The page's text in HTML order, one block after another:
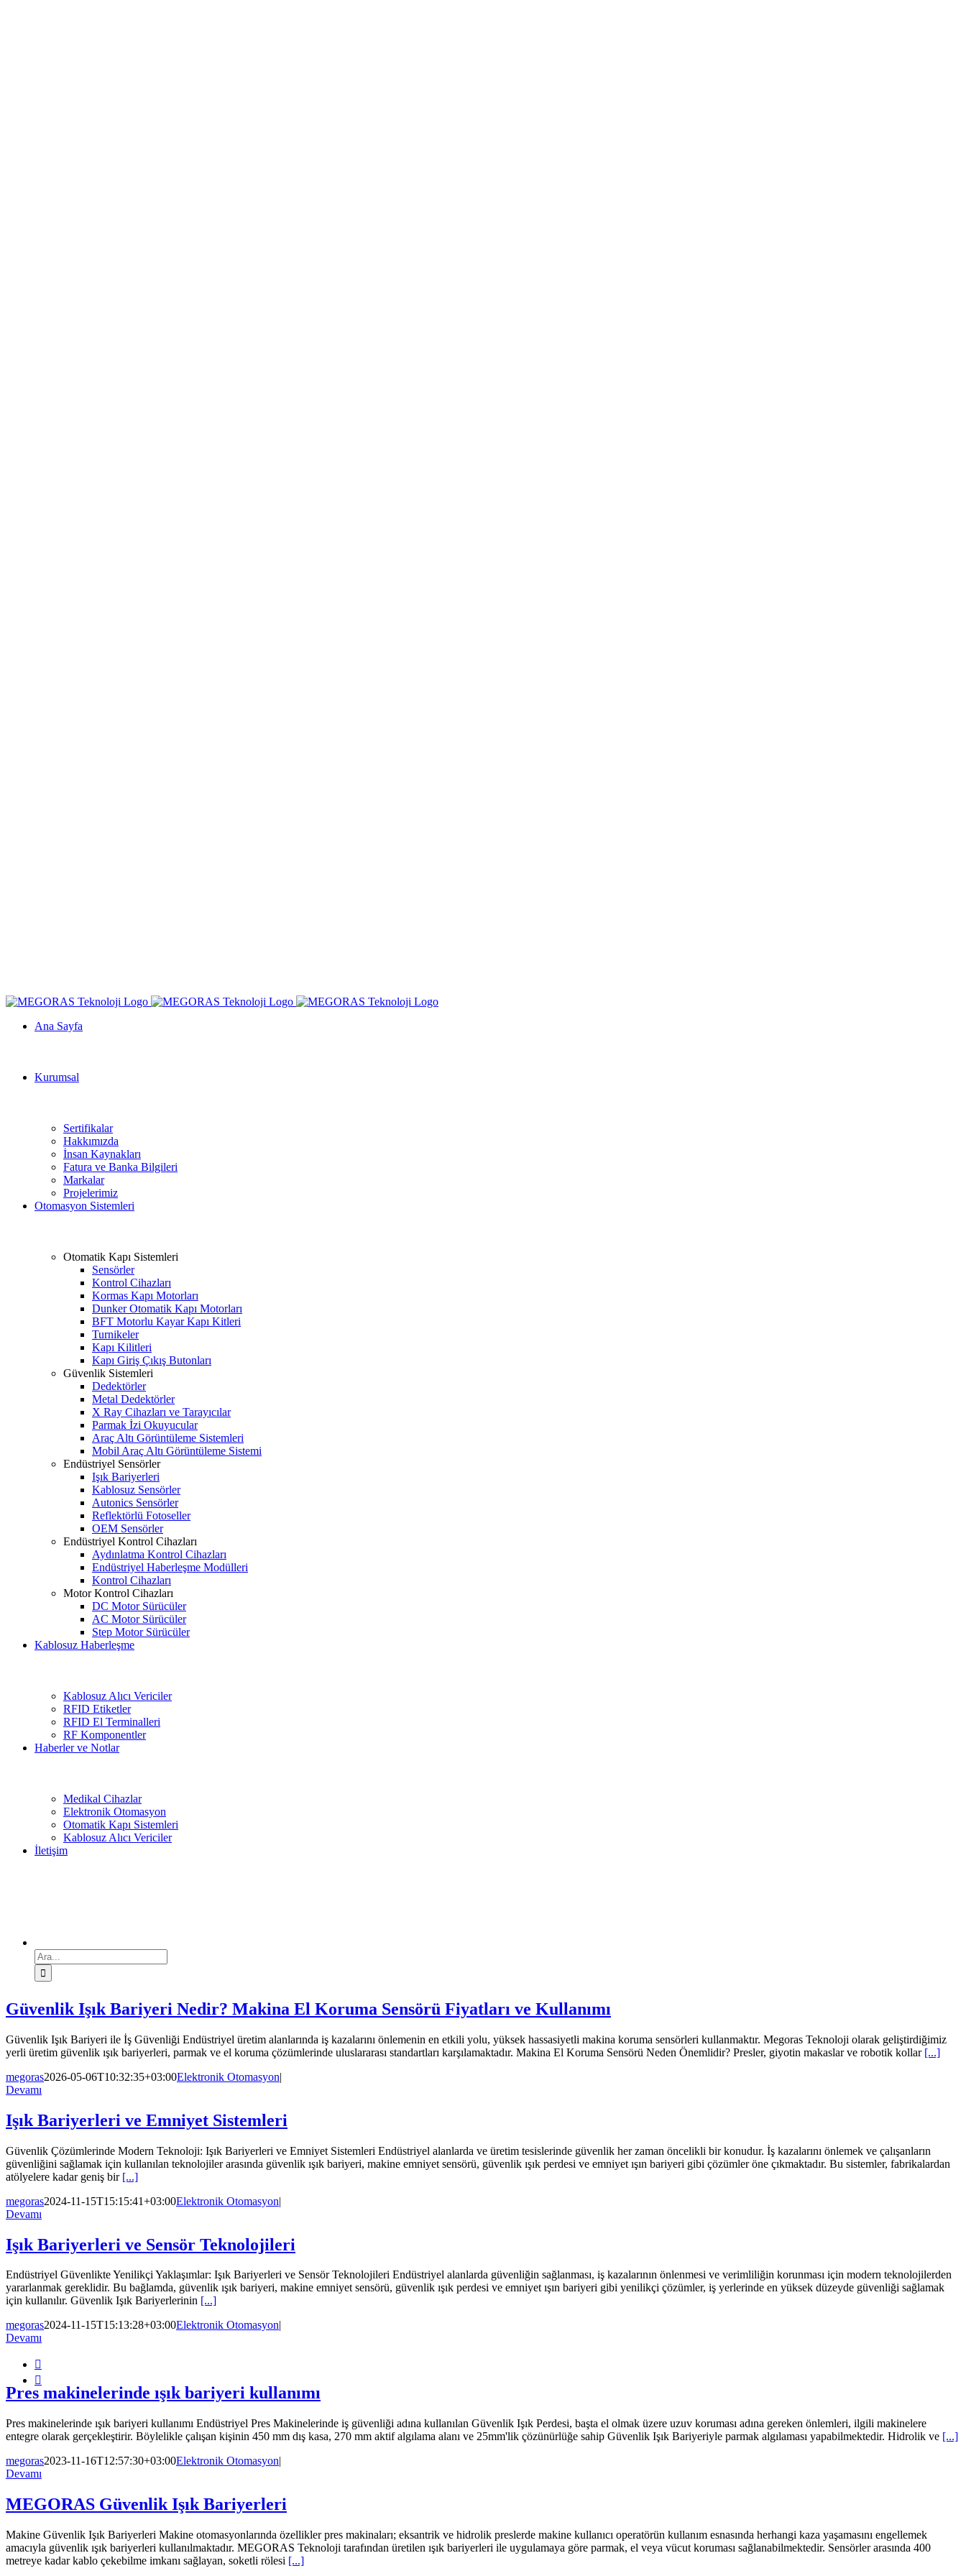
Ana Sayfa
Kurumsal
Sertifikalar
Hakkımızda
İnsan Kaynakları
Fatura ve Banka Bilgileri
Markalar
Projelerimiz
Otomasyon Sistemleri
Otomatik Kapı Sistemleri
Sensörler
Kontrol Cihazları
Kormas Kapı Motorları
Dunker Otomatik Kapı Motorları
BFT Motorlu Kayar Kapı Kitleri
Turnikeler
Kapı Kilitleri
Kapı Giriş Çıkış Butonları
Güvenlik Sistemleri
Dedektörler
Metal Dedektörler
X Ray Cihazları ve Tarayıcılar
Parmak İzi Okuyucular
Araç Altı Görüntüleme Sistemleri
Mobil Araç Altı Görüntüleme Sistemi
Endüstriyel Sensörler
Işık Bariyerleri
Kablosuz Sensörler
Autonics Sensörler
Reflektörlü Fotoseller
OEM Sensörler
Endüstriyel Kontrol Cihazları
Aydınlatma Kontrol Cihazları
Endüstriyel Haberleşme Modülleri
Kontrol Cihazları
Motor Kontrol Cihazları
DC Motor Sürücüler
AC Motor Sürücüler
Step Motor Sürücüler
Kablosuz Haberleşme
Kablosuz Alıcı Vericiler
RFID Etiketler
RFID El Terminalleri
RF Komponentler
Haberler ve Notlar
Medikal Cihazlar
Elektronik Otomasyon
Otomatik Kapı Sistemleri
Kablosuz Alıcı Vericiler
İletişim
Ara:
Güvenlik Işık Bariyeri Nedir? Makina El Koruma Sensörü Fiyatları ve Kullanımı
Güvenlik Işık Bariyeri ile İş Güvenliği Endüstriyel üretim alanlarında iş kazalarını önlemenin en etkili yolu, yüksek hassasiyetli makina koruma sensörleri kullanmaktır. Megoras Teknoloji olarak geliştirdiğimiz
yerli üretim güvenlik ışık bariyerleri, parmak ve el koruma çözümlerinde uluslararası standartları karşılamaktadır. Makina El Koruma Sensörü Neden Önemlidir? Presler, giyotin makaslar ve robotik kollar [...]
megoras2026-05-06T10:32:35+03:00Elektronik Otomasyon|
Devamı
Işık Bariyerleri ve Emniyet Sistemleri
Güvenlik Çözümlerinde Modern Teknoloji: Işık Bariyerleri ve Emniyet Sistemleri Endüstriyel alanlarda ve üretim tesislerinde güvenlik her zaman öncelikli bir konudur. İş kazalarını önlemek ve çalışanların
güvenliğini sağlamak için kullanılan teknolojiler arasında güvenlik ışık bariyeri, makine emniyet sensörü, güvenlik ışık perdesi ve emniyet ışın bariyeri gibi çözümler öne çıkmaktadır. Bu sistemler, fabrikalardan
atölyelere kadar geniş bir [...]
megoras2024-11-15T15:15:41+03:00Elektronik Otomasyon|
Devamı
Işık Bariyerleri ve Sensör Teknolojileri
Endüstriyel Güvenlikte Yenilikçi Yaklaşımlar: Işık Bariyerleri ve Sensör Teknolojileri Endüstriyel alanlarda güvenliğin sağlanması, iş kazalarının önlenmesi ve verimliliğin korunması için modern teknolojilerden
yararlanmak gereklidir. Bu bağlamda, güvenlik ışık bariyeri, makine emniyet sensörü, güvenlik ışık perdesi ve emniyet ışın bariyeri gibi yenilikçi çözümler, iş yerlerinde en yüksek düzeyde güvenliği sağlamak
için kullanılır. Güvenlik Işık Bariyerlerinin [...]
megoras2024-11-15T15:13:28+03:00Elektronik Otomasyon|
Devamı


Pres makinelerinde ışık bariyeri kullanımı
Pres makinelerinde ışık bariyeri kullanımı Endüstriyel Pres Makinelerinde iş güvenliği adına kullanılan Güvenlik Işık Perdesi, başta el olmak üzere uzuv koruması adına gereken önlemleri, ilgili makinelere
entegre olarak gerçekleştirir. Böylelikle çalışan kişinin 450 mm dış kasa, 270 mm aktif algılama alanı ve 25mm'lik çözünürlüğe sahip Güvenlik Işık Bariyeriyle parmak algılaması yapabilmektedir. Hidrolik ve [...]
megoras2023-11-16T12:57:30+03:00Elektronik Otomasyon|
Devamı
MEGORAS Güvenlik Işık Bariyerleri
Makine Güvenlik Işık Bariyerleri Makine otomasyonlarında özellikler pres makinaları; eksantrik ve hidrolik preslerde makine kullanıcı operatörün kullanım esnasında herhangi kaza yaşamasını engellemek
amacıyla güvenlik ışık bariyerleri kullanılmaktadır. MEGORAS Teknoloji tarafından üretilen ışık bariyerleri ile uygulamaya göre parmak, el veya vücut koruması sağlanabilmektedir. Sensörler arasında 400
metreye kadar kablo çekebilme imkanı sağlayan, soketli rölesi [...]